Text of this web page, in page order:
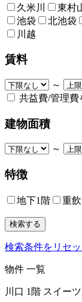
久米川
東村
池袋
北池袋
川越
賃料
～
共益費/管理費
建物面積
～
特徴
地下1階 重
検索条件をリセッ
物件 一覧
川口 1階 スイー